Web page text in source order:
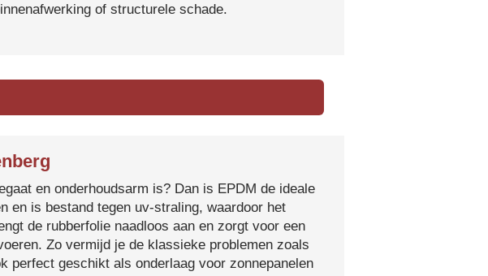
of structurele schade.
en onderhoudsarm is? Dan is EPDM de ideale
en is bestand tegen uv-straling, waardoor het
de rubberfolie naadloos aan en zorgt voor een
Zo vermijd je de klassieke problemen zoals
perfect geschikt als onderlaag voor zonnepanelen